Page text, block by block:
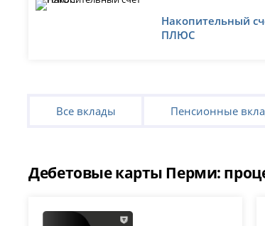
Накопительный
ПЛЮС
Все вклады Пенсионные
Дебетовые карты Перми: